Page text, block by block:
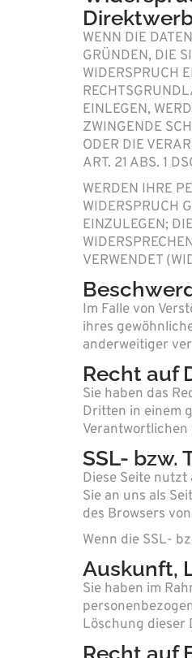
WENN DIE
GRÜNDEN, DIE
WIDERSPRUCH
EINLEGEN,
ZWINGENDE
ODER DIE
ART. 21 ABS. 1
WERDEN IHRE
WIDERSPRUCH
EINZULEGEN;
VERWENDET
Im Falle von
ihres
anderweitiger
Recht auf
Sie haben das
Dritten in einem
SSL- bzw.
Diese Seite
Sie an uns als
des Browsers
Wenn die SSL-
Auskunft,
Sie haben im
Löschung dieser
Recht auf